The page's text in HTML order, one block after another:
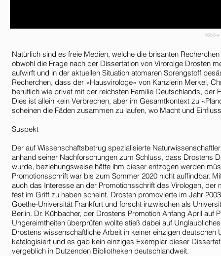
99b3-e
Natürlich sind es freie Medien, welche die brisanten
obwohl die Frage nach der Dissertation von Virorolge Drosten
aufwirft und in der aktuellen Situation atomaren Sprengstoff
Recherchen, dass der «Hausvirologe» von Kanzlerin Merkel,
beruflich wie privat mit der reichsten Familie Deutschlands, der
Dies ist allein kein Verbrechen, aber im Gesamtkontext zu
scheinen die Fäden zusammen zu laufen, wo Macht und
Suspekt
Der auf Wissenschaftsbetrug spezialisierte
anhand seiner Nachforschungen zum Schluss, dass Drostens
wurde, beziehungsweise hätte ihm dieser entzogen werden
Promotionsschrift war bis zum Sommer 2020 nicht auffindbar.
auch das Interesse an der Promotionsschrift des Virologen, der
fest im Griff zu haben scheint. Drosten promovierte im Jahr
Goethe-Universität Frankfurt und forscht inzwischen als
Berlin. Dr. Kühbacher, der Drostens Promotion Anfang April auf
Ungereimtheiten überprüfen wollte stieß dabei auf
Drostens wissenschaftliche Arbeit in keiner einzigen deutschen
katalogisiert und es gab kein einziges Exemplar dieser
vergeblich in Dutzenden Bibliotheken deutschlandweit.